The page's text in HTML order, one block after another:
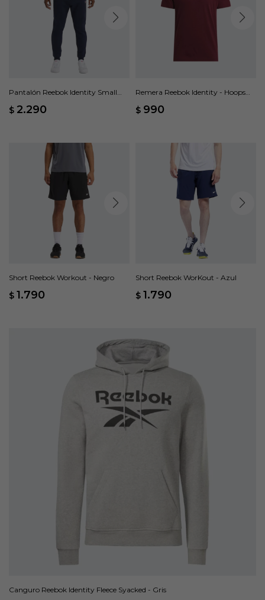
Pantalón Reebok Identity Small
$ 2.290
Remera Reebok Identity - Hoops
$ 990
Short Reebok Workout - Negro
$ 1.790
Short Reebok WorKout - Azul
$ 1.790
Canguro Reebok Identity Fleece Syacked - Gris